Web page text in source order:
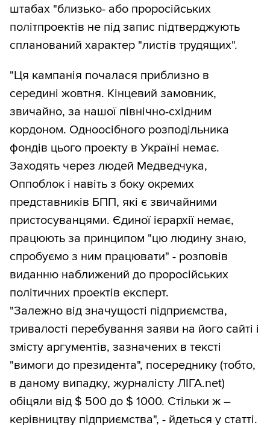
штабах "близько- або проросійських
політпроектів не під запис підтверджують
спланований характер "листів трудящих".
"Ця кампанія почалася приблизно в
середині жовтня. Кінцевий замовник,
звичайно, за нашої північно-східним
кордоном. Одноосібного розподільника
фондів цього проекту в Україні немає.
Заходять через людей Медведчука,
Оппоблок і навіть з боку окремих
представників БПП, які є звичайними
пристосуванцями. Єдиної ієрархії немає,
працюють за принципом "цю людину знаю,
спробуємо з ним працювати" - розповів
виданню наближений до проросійських
політичних проектів експерт.
"Залежно від значущості підприємства,
тривалості перебування заяви на його сайті і
змісту аргументів, зазначених в тексті
"вимоги до президента", посереднику (тобто,
в даному випадку, журналісту ЛІГА.net)
обіцяли від $ 500 до $ 1000. Стільки ж –
керівництву підприємства", - йдеться у статті.